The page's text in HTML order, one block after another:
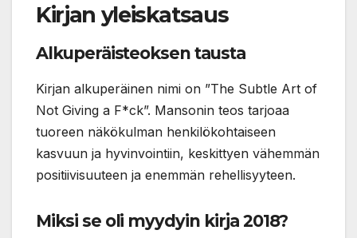
Kirjan yleiskatsaus
Alkuperäisteoksen tausta
Kirjan alkuperäinen nimi on ”The Subtle Art of
Not Giving a F*ck”. Mansonin teos tarjoaa
tuoreen näkökulman henkilökohtaiseen
kasvuun ja hyvinvointiin, keskittyen vähemmän
positiivisuuteen ja enemmän rehellisyyteen.
Miksi se oli myydyin kirja 2018?